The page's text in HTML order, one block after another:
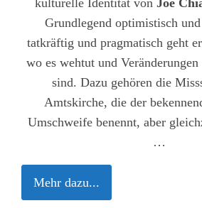
kulturelle Identität vonJoe
Grundlegend optimistisch
tatkräftig und pragmatisch geht
wo es wehtut und
sind. Dazu gehören die
Amtskirche, die der
Umschweife benennt, aber
…
Mehr dazu...